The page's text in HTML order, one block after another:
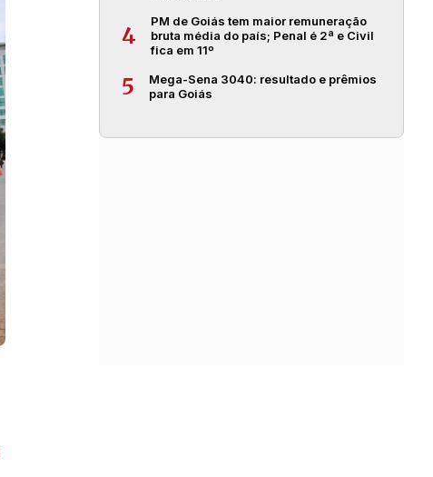
4
PM de Goiás tem maior remuneração
bruta média do país; Penal é 2ª e Civil
fica em 11º
5
Mega-Sena 3040: resultado e prêmios
para Goiás